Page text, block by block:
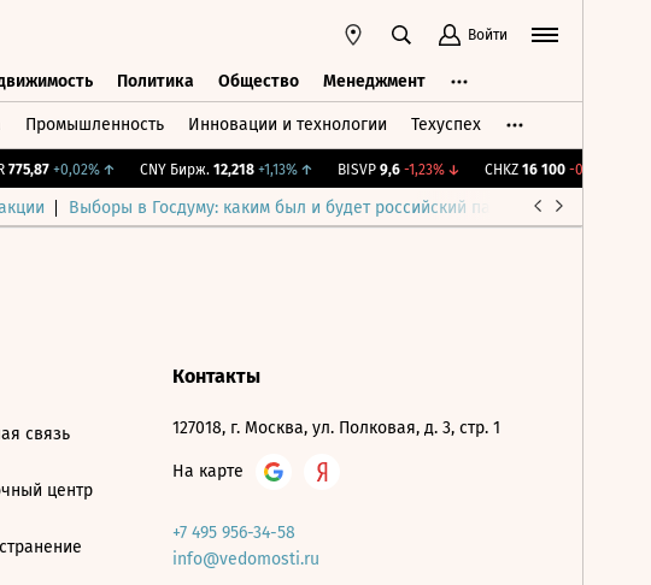
Войти
Политика Общество Менеджмент
Промышленность Инновации и технологии Техуспех
775,87 +0,02%↑ CNY Бирж. 12,218 +1,13%↑ BISVP 9,6 -1,23%↓ CHKZ 16 100 -0,62%
Выборы в Госдуму: каким был и будет российский парламент
связь
центр
Контакты
127018, г. Москва, ул. Полковая, д. 3, стр. 1
На карте
+7 495 956-34-58
info@vedomosti.ru